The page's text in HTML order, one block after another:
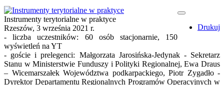
Drukuj
Instrumenty terytorialne w praktyce
Rzeszów, 3 września 2021 r.
- liczba uczestników: 60 osób stacjonarnie, 150
wyświetleń na YT
- goście i prelegenci: Małgorzata Jarosińska-Jedynak - Sekretarz
Stanu w Ministerstwie Funduszy i Polityki Regionalnej, Ewa Draus
– Wicemarszałek Województwa podkarpackiego, Piotr Zygadło -
Dyrektor Departamentu Regionalnych Programów Operacyjnych w